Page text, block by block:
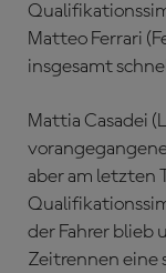
Matteo Ferrari
insgesamt
Mattia Casadei
aber am letzten
der Fahrer blieb
Zeitrennen eine